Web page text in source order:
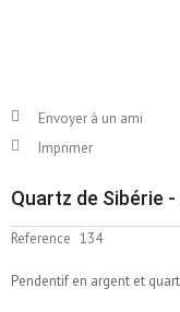
Envoyer à un ami
Imprimer
Quartz de Sibérie
Reference 134
Pendentif en argent et